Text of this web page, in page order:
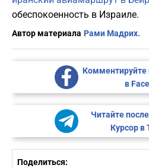
обеспокоенность в Израиле.
Автор материала Рами Мадрих.
Комментируйте
в
Читайте
Курсор в
Поделиться: